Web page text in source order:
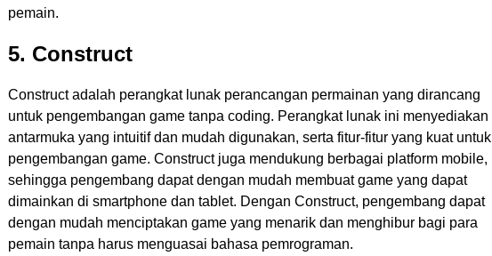
pemain.
5. Construct
Construct adalah perangkat lunak perancangan permainan yang dirancang
untuk pengembangan game tanpa coding. Perangkat lunak ini menyediakan
antarmuka yang intuitif dan mudah digunakan, serta fitur-fitur yang kuat untuk
pengembangan game. Construct juga mendukung berbagai platform mobile,
sehingga pengembang dapat dengan mudah membuat game yang dapat
dimainkan di smartphone dan tablet. Dengan Construct, pengembang dapat
dengan mudah menciptakan game yang menarik dan menghibur bagi para
pemain tanpa harus menguasai bahasa pemrograman.